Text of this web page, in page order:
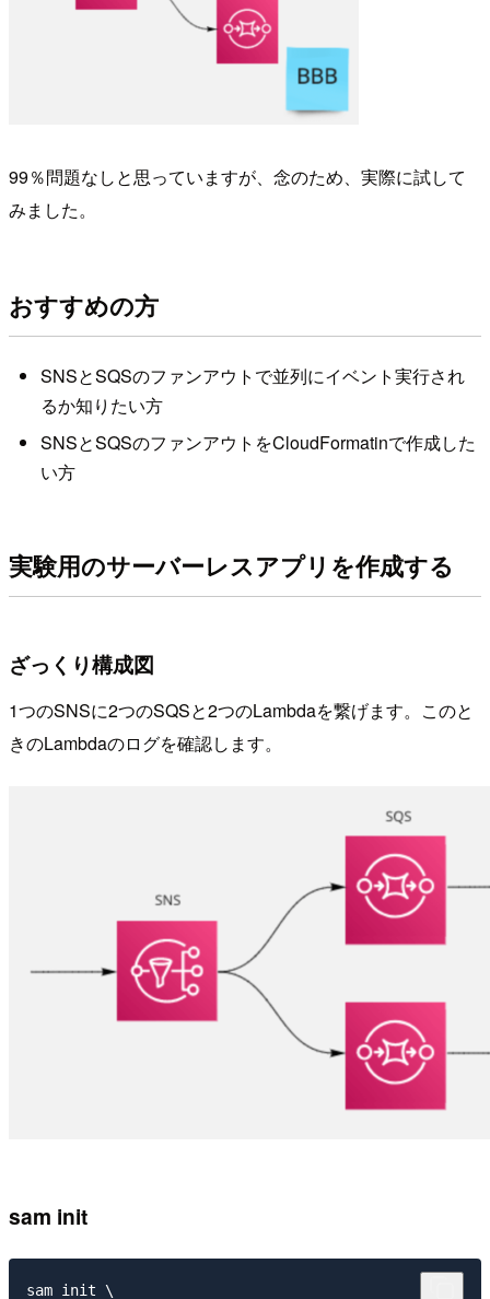
99％問題なしと思っていますが、念のため、実際に試して
みました。
おすすめの方
SNSとSQSのファンアウトで並列にイベント実行され
るか知りたい方
SNSとSQSのファンアウトをCloudFormatinで作成した
い方
実験用のサーバーレスアプリを作成する
ざっくり構成図
1つのSNSに2つのSQSと2つのLambdaを繋げます。このと
きのLambdaのログを確認します。
sam init
sam init \